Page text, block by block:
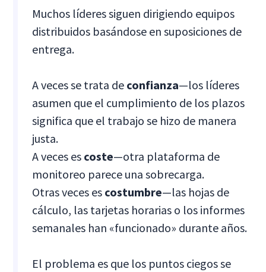
Muchos líderes siguen dirigiendo equipos
distribuidos basándose en suposiciones de
entrega.
A veces se trata de confianza—los líderes
asumen que el cumplimiento de los plazos
significa que el trabajo se hizo de manera
justa.
A veces es coste—otra plataforma de
monitoreo parece una sobrecarga.
Otras veces es costumbre—las hojas de
cálculo, las tarjetas horarias o los informes
semanales han «funcionado» durante años.
El problema es que los puntos ciegos se